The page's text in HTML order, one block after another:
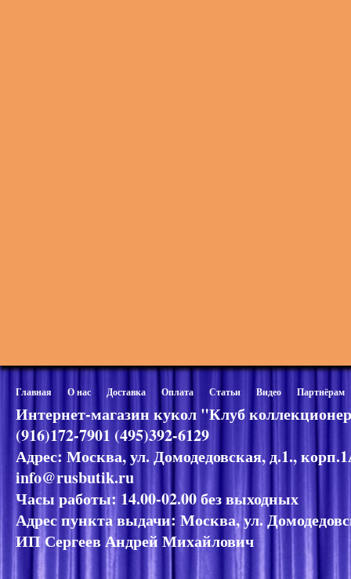
Главная О нас Доставка Оплата Статьи Видео Партнёрам
Интернет-магазин кукол "Клуб
(916)172-7901 (495)392-6129
Адрес: Москва, ул. Домодедовская, д.1.,
info@rusbutik.ru
Часы работы: 14.00-02.00 без выходных
Адрес пункта выдачи: Москва, ул.
ИП Сергеев Андрей Михайлович